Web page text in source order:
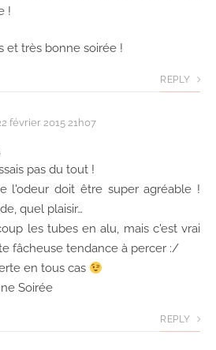
!
et très bonne soirée !
REPLY
février 2015 21h07
pas du tout !
l'odeur doit être super agréable !
quel plaisir…
les tubes en alu, mais c'est vrai
fâcheuse tendance à percer :/
en tous cas
Soirée
REPLY